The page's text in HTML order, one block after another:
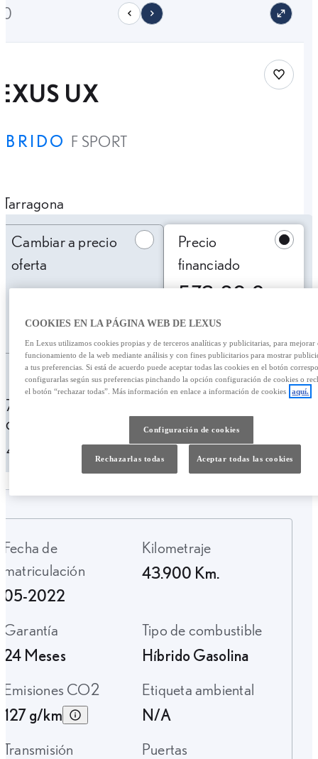
UX
F SPORT
Save car
Tarragona
Cambiar a precio
oferta
31.900,00 €
Precio
financiado
573,29 €
/mes
Personalizar financiación
€ /mes
€
TAE: 10,13%Última cuota:
€
Fecha de
matriculación
05-2022
Kilometraje
43.900 Km.
Garantía
24 Meses
Tipo de combustible
Híbrido Gasolina
Emisiones CO2
127 g/km
Etiqueta ambiental
N/A
Transmisión
Puertas
COOKIES EN LA PÁGINA WEB DE LEXUS
En Lexus utilizamos cookies propias y de terceros analíticas y publicitarias, para mejorar
funcionamiento de la web mediante análisis y con fines publicitarios para mostrar
a tus preferencias. Si está de acuerdo puede aceptar todas las cookies en el botón
configurarlas según sus preferencias pinchando la opción configuración de cookies o
el botón “rechazar todas”. Más información en enlace a información de cookies
aquí.
Configuración de cookies
Rechazarlas todas Aceptar todas las cookies